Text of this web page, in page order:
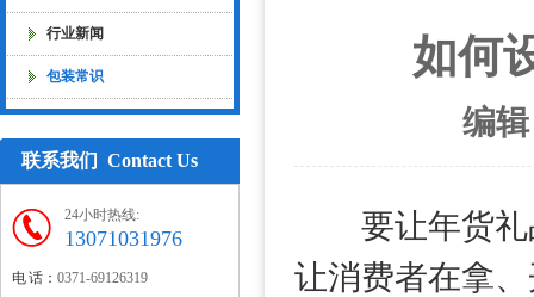
行业新闻
包装常识
联系我们 Contact Us
24小时热线:
13071031976
电 话： 0371-69126319
如何
编
要让年货礼品
让消费者在拿